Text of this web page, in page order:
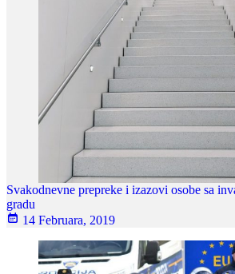
Svakodnevne prepreke i izazovi osobe sa
gradu
14 Februara, 2019